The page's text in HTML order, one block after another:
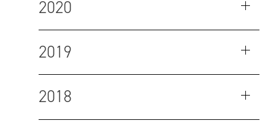
2020
2019
2018